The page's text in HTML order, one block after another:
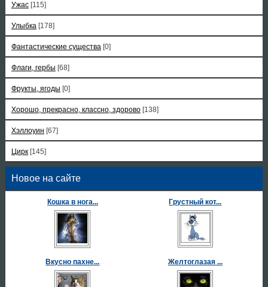
Ужас [115]
Улыбка [178]
Фантастические существа [0]
Флаги, гербы [68]
Фрукты, ягоды [0]
Хорошо, прекрасно, классно, здорово [138]
Хэллоуин [67]
Цирк [145]
Новое на сайте
Кошка в нога... Грустный кот...
Вкусно пахне... Желтоглазая ...